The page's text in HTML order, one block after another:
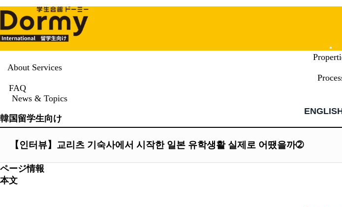
About Services
FAQ
News & Topics
News & Topics
韓国留学生向け
【인터뷰】교리츠 기숙사에서 시작한 일본 유학생활 실제로 어땠을까➁
ページ情報
本文